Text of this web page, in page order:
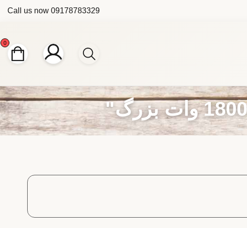
Call us now 09178783329
0